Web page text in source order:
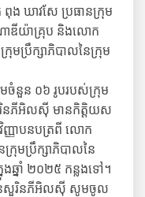
ង ឃាវសែ ប្រធានក្រុម
ាឌីយ៉ាគ្រុប និងលោក
មប្រឹក្សាភិបាលនៃក្រុម
មចំនួន ០៦ រូបរបស់ក្រុម
រិនភីអិលស៊ី មានកិត្តិយស
ញ្ញាបនបត្រពី លោក
រុមប្រឹក្សាភិបាលនៃ
ងឆ្នាំ ២០២៥ កន្លងទៅ។
អ៊ិនសួរិនភីអិលស៊ី សូមចូល